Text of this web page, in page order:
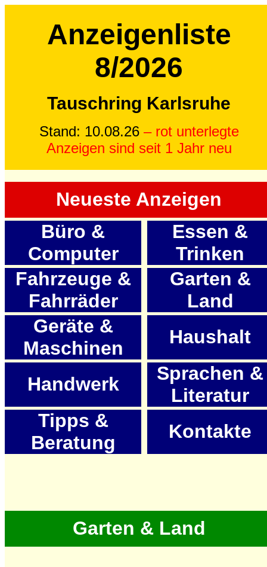
Anzeigenliste
8/2026
Tauschring Karlsruhe
Stand: 10.08.26– rot unterlegte
Anzeigen sind seit 1 Jahr neu
Neueste Anzeigen
Büro &
Computer
Essen &
Trinken
Fahrzeuge &
Fahrräder
Garten &
Land
Geräte &
Maschinen
Haushalt
Handwerk
Sprachen &
Literatur
Tipps &
Beratung
Kontakte
Garten & Land